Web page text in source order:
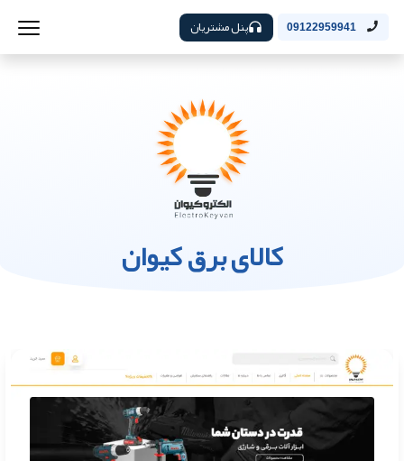
09122959941 پنل مشتریان
کالای برق کیوان